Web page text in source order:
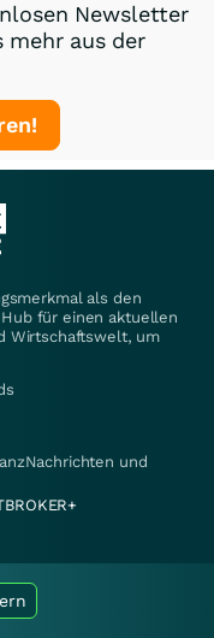
Newsletter
mehr aus der
als den
für einen aktuellen
Wirtschaftswelt, um
und